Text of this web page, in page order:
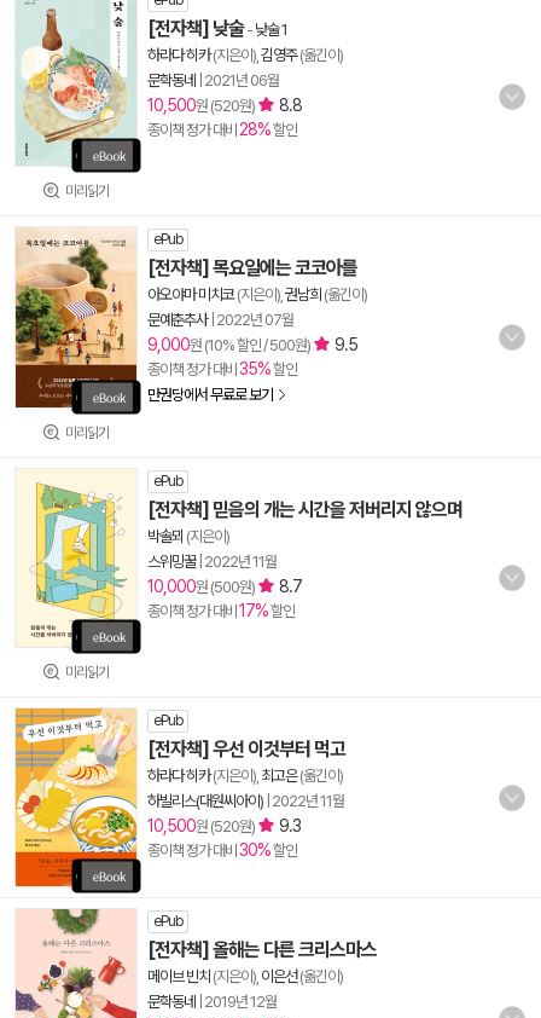
미리읽기
[전자책] 낮술- 낮술 1
하라다 히카(지은이), 김영주(옮긴이)
문학동네
2021년 06월
10,500원 (520원) 8.8
종이책 정가 대비 28%할인
미리읽기
ePub
[전자책] 목요일에는 코코아를
아오야마 미치코(지은이), 권남희 (옮긴이)
문예춘추사| 2022년 07월
9,000원 (10% 할인 / 500원) 9.5
종이책 정가 대비 35%할인
만권당에서 무료로 보기
미리읽기
ePub
[전자책] 믿음의 개는 시간을 저버리지 않으며
박솔뫼 (지은이)
스위밍꿀| 2022년 11월
10,000원 (500원) 8.7
종이책 정가 대비 17%할인
ePub
[전자책] 우선 이것부터 먹고
하라다 히카(지은이), 최고은(옮긴이)
하빌리스(대원씨아이) 2022년 11월
10,500원 (520원) 9.3
종이책 정가 대비 30%할인
ePub
[전자책] 올해는 다른 크리스마스
메이브 빈치 (지은이), 이은선(옮긴이)
문학동네
2019년 12월